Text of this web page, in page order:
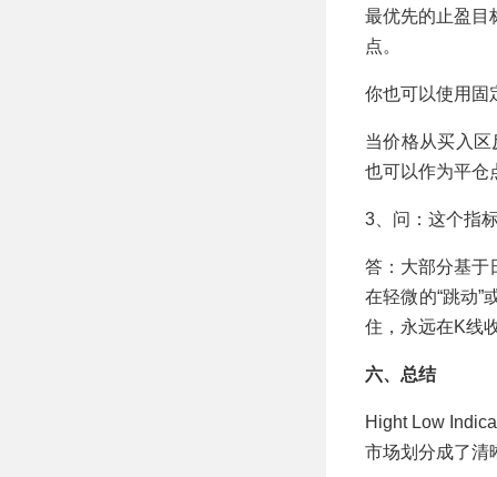
最优先的止盈目
点。
你也可以使用固
当价格从买入
也可以作为平仓
3、问：这个指
答：大部分基于
在轻微的“跳动”
住，永远在K线
六、总结
Hight Low
市场划分成了清